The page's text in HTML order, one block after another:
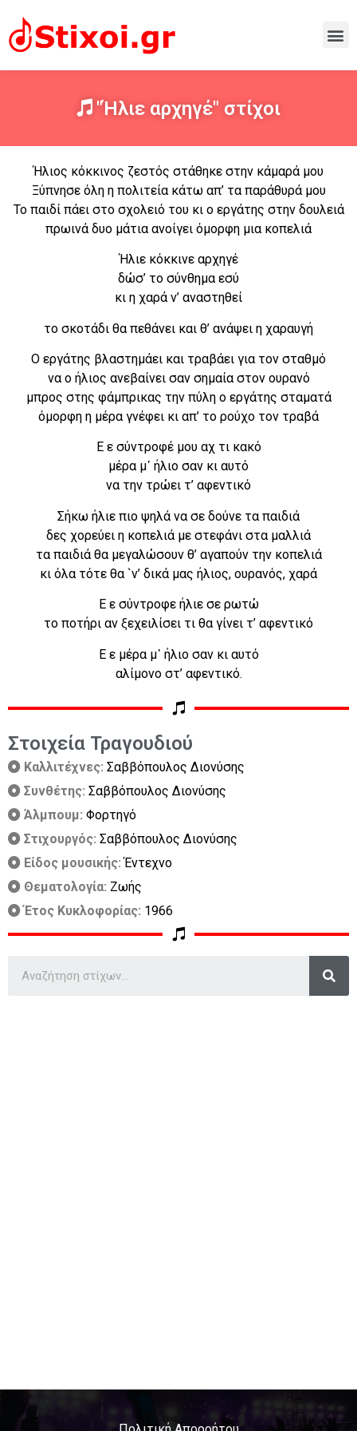
"Ήλιε αρχηγέ" στίχοι
Ήλιος κόκκινος ζεστός στάθηκε στην κάμαρά μου
Ξύπνησε όλη η πολιτεία κάτω απ’ τα παράθυρά μου
Το παιδί πάει στο σχολειό του κι ο εργάτης στην δουλειά
πρωινά δυο μάτια ανοίγει όμορφη μια κοπελιά
Ήλιε κόκκινε αρχηγέ
δώσ’ το σύνθημα εσύ
κι η χαρά ν’ αναστηθεί
το σκοτάδι θα πεθάνει και θ’ ανάψει η χαραυγή
Ο εργάτης βλαστημάει και τραβάει για τον σταθμό
να ο ήλιος ανεβαίνει σαν σημαία στον ουρανό
μπρος στης φάμπρικας την πύλη ο εργάτης σταματά
όμορφη η μέρα γνέφει κι απ’ το ρούχο τον τραβά
Ε ε σύντροφέ μου αχ τι κακό
μέρα μ᾿ ήλιο σαν κι αυτό
να την τρώει τ’ αφεντικό
Σήκω ήλιε πιο ψηλά να σε δούνε τα παιδιά
δες χορεύει η κοπελιά με στεφάνι στα μαλλιά
τα παιδιά θα μεγαλώσουν θ’ αγαπούν την κοπελιά
κι όλα τότε θα `ν’ δικά μας ήλιος, ουρανός, χαρά
Ε ε σύντροφε ήλιε σε ρωτώ
το ποτήρι αν ξεχειλίσει τι θα γίνει τ’ αφεντικό
Ε ε μέρα μ᾿ ήλιο σαν κι αυτό
αλίμονο στ’ αφεντικό.
Στοιχεία Τραγουδιού
Καλλιτέχνες: Σαββόπουλος Διονύσης
Συνθέτης: Σαββόπουλος Διονύσης
Άλμπουμ: Φορτηγό
Στιχουργός: Σαββόπουλος Διονύσης
Είδος μουσικής:Έντεχνο
Θεματολογία: Ζωής
Έτος Κυκλοφορίας: 1966